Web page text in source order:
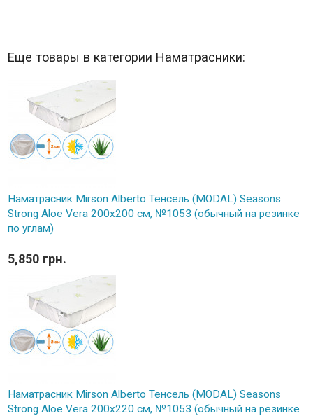
Еще товары в категории Наматрасники:
Наматрасник Mirson Alberto Тенсель (MODAL) Seasons
Strong Aloe Vera 200x200 см, №1053 (обычный на резинке
по углам)
5,850 грн.
Наматрасник Mirson Alberto Тенсель (MODAL) Seasons
Strong Aloe Vera 200x220 см, №1053 (обычный на резинке